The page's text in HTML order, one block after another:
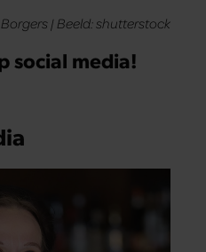
Borgers | Beeld: shutterstock
social media!